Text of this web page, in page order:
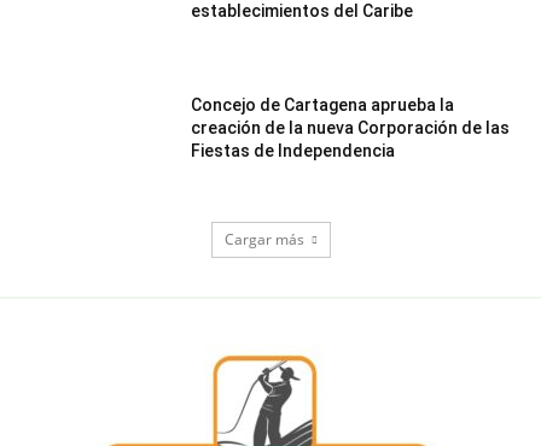
establecimientos del Caribe
Concejo de Cartagena aprueba la
creación de la nueva Corporación de las
Fiestas de Independencia
Cargar más